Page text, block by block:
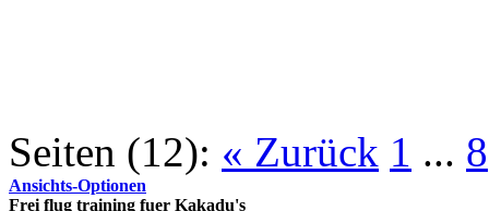
Seiten (12): « Zurück 1 ... 8
Ansichts-Optionen
Frei flug training fuer Kakadu's